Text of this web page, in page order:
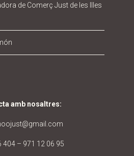
de Comerç Just de les Illes
amb nosaltres:
404 – 971 12 06 95